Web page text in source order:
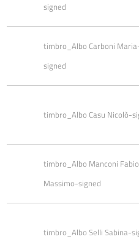
signed
timbro_Albo Carboni
signed
timbro_Albo Casu Nicolò-
timbro_Albo Manconi Fabio
Massimo-signed
timbro_Albo Selli Sabina-